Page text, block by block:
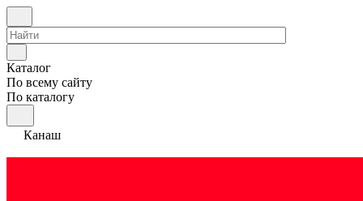
Каталог
По всему сайту
По каталогу
Канаш